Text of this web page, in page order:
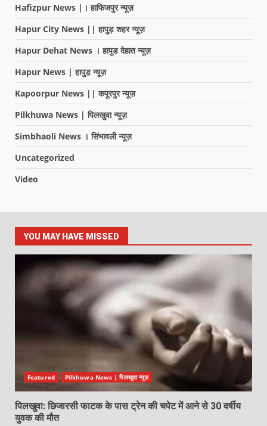
Hafizpur News |। हाफिजपुर न्यूज़
Hapur City News || हापुड़ शहर न्यूज़
Hapur Dehat News । हापुड देहात न्यूज़
Hapur News | हापुड़ न्यूज़
Kapoorpur News || कपूरपुर न्यूज़
Pilkhuwa News | पिलखुवा न्यूज़
Simbhaoli News । सिंभावली न्यूज़
Uncategorized
Video
YOU MAY HAVE MISSED
Featured Pilkhuwa News | पिलखुवा न्यूज़
पिलखुवा: छिजारसी फाटक के पास ट्रेन की चपेट में आने से 30 वर्षीय
युवक की मौत